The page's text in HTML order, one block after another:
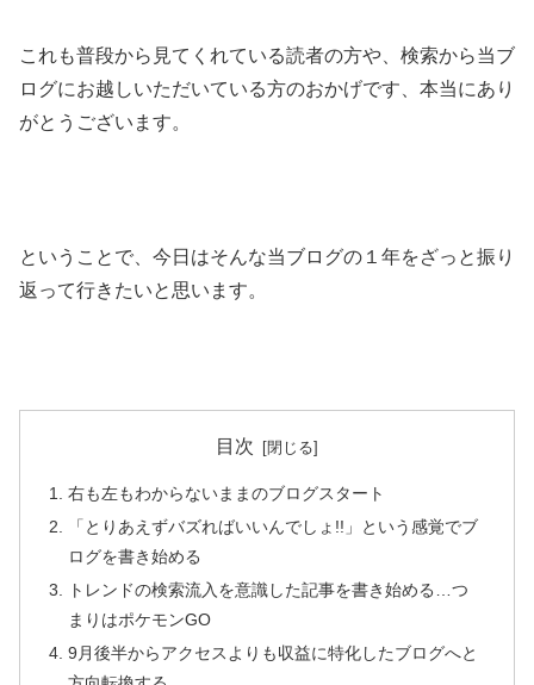
これも普段から見てくれている読者の方や、検索から当ブ
ログにお越しいただいている方のおかげです、本当にあり
がとうございます。
ということで、今日はそんな当ブログの１年をざっと振り
返って行きたいと思います。
目次
右も左もわからないままのブログスタート
「とりあえずバズればいいんでしょ!!」という感覚でブ
ログを書き始める
トレンドの検索流入を意識した記事を書き始める…つ
まりはポケモンGO
9月後半からアクセスよりも収益に特化したブログへと